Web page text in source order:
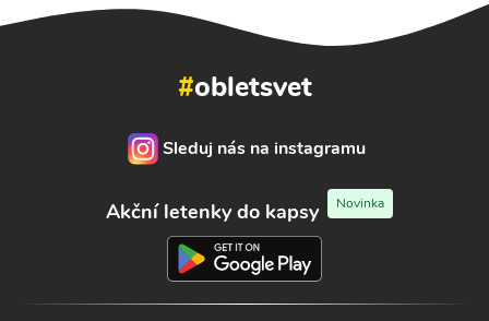
#obletsvet
Sleduj nás na instagramu
Akční letenky do kapsy Novinka